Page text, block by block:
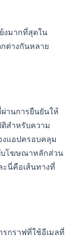
งมากที่สุดใน
ต่างกันหลาย
านการยืนยันให้
สำหรับความ
แอปครอบคลุม
บโฆษณาหลักส่วน
นี่คือเส้นทางที่
รกราฟที่ใช้อีเมลที่